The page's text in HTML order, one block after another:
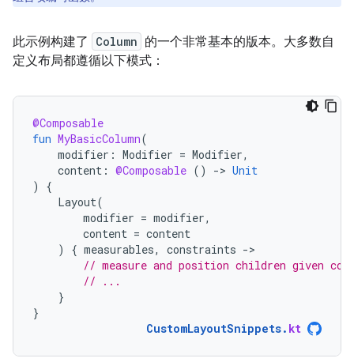
此示例构建了 Column 的一个非常基本的版本。大多数自
定义布局都遵循以下模式：
@Composable
fun MyBasicColumn(
modifier : Modifier = Modifier,
content : @Composable () -> Unit
)
{
Layout(
modifier = modifier,
content = content
)
{ measurables, constraints -
// measure and position children given
// ...
}
}
CustomLayoutSnippets. kt